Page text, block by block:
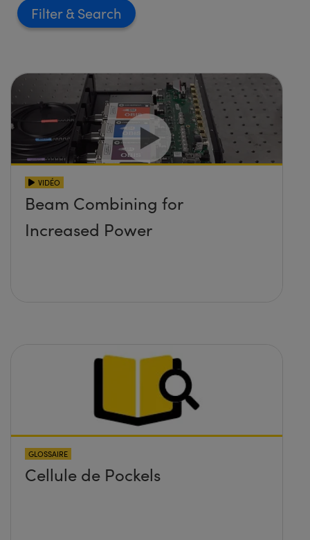
Filter
VIDÉO
Beam Combining for
Increased Power
GLOSSAIRE
Cellule de Pockels